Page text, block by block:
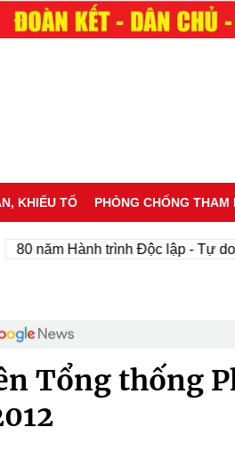
KHIẾU TỐ PHÒNG CHỐNG THAM
Hành trình Độc lập - Tự do -
Tổng thống